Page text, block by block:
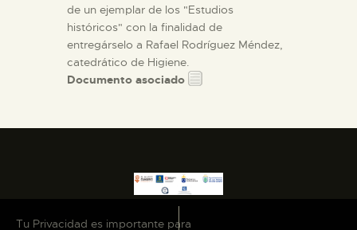
de un ejemplar de los "Estudios
históricos" con la finalidad de
entregárselo a Rafael Rodríguez Méndez,
catedrático de Higiene.
Documento asociado
Tu Privacidad es importante para